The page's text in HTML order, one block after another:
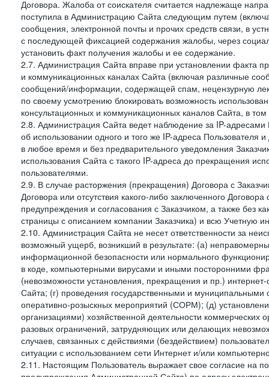
Договора. Жалоба от соискателя считается надлежаще
поступила в Администрацию Сайта следующим путем
сообщения, электронной почты и прочих средств связи, в
с последующей фиксацией содержания жалобы, через
установить факт получения жалобы и ее содержание.
2.7. Администрация Сайта вправе при установлении факта
и коммуникационных каналах Сайта (включая различные
сообщений/информации, содержащей спам, нецензурную
по своему усмотрению блокировать возможность
консультационных и коммуникационных каналов Сайта, в
2.8. Администрация Сайта ведет наблюдение за IP-
об использовании одного и того же IP-адреса Пользователя
в любое время и без предварительного уведомления
использования Сайта с такого IP-адреса до прекращения
пользователями.
2.9. В случае расторжения (прекращения) Договора с
Договора или отсутствия какого-либо заключенного
предупреждения и согласования с Заказчиком, а также без
страницы с описанием компании Заказчика) и всю Учетную
2.10. Администрация Сайта не несет ответственности за
возможный ущерб, возникший в результате: (а)
информационной безопасности или нормального
в коде, компьютерными вирусами и иными посторонними
(невозможности установления, прекращения и пр.)
Сайта; (г) проведения государственными и
оперативно-розыскных мероприятий (СОРМ); (д)
организациями) хозяйственной деятельности коммерческих
разовых ограничений, затрудняющих или делающих
случаев, связанных с действиями (бездействием)
ситуации с использованием сети Интернет и/или
2.11. Настоящим Пользователь выражает свое согласие на